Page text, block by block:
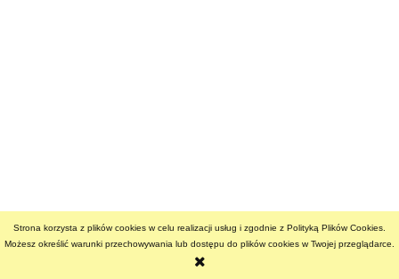
Strona korzysta z plików cookies w celu realizacji usług i zgodnie z Polityką Plików Cookies.
Możesz określić warunki przechowywania lub dostępu do plików cookies w Twojej przeglądarce.